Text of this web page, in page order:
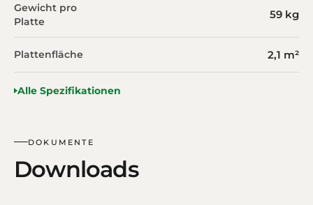
Gewicht pro
Platte
59 kg
Plattenfläche 2,1 m²
Alle Spezifikationen
DOKUMENTE
Downloads